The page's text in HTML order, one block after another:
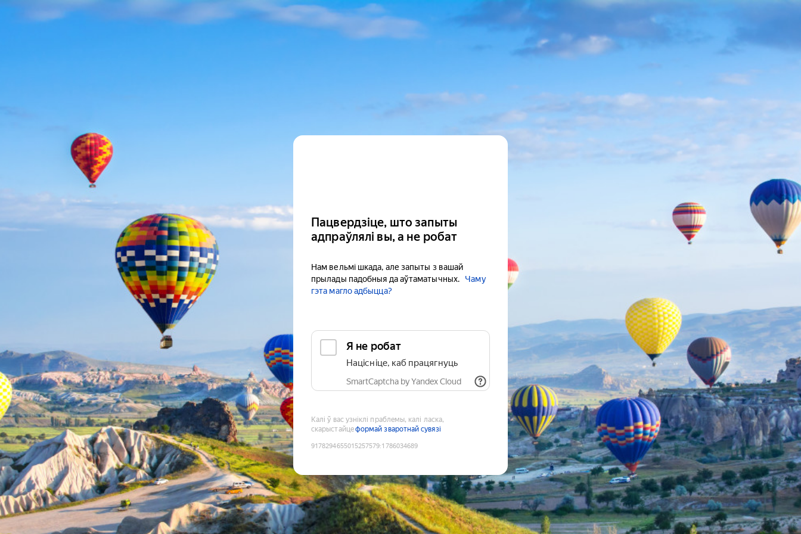
Пацвердзіце, што запыты
адпраўлялі вы, а не робат
Нам вельмі шкада, але запыты з вашай
прылады падобныя да аўтаматычных.
Чаму
гэта магло адбыцца?
Я не робат
Націсніце, каб працягнуць
SmartCaptcha by Yandex Cloud
Калі ў вас узніклі праблемы, калі ласка,
скарыстайцеформай зваротнай сувязі
9178294655015257579:1786034689